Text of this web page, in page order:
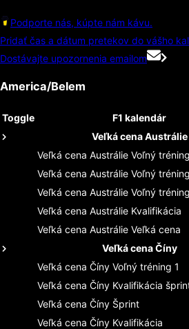
Podporte nás, kúpte nám kávu.
Pridať čas a dátum pretekov do vášho
Dostávajte upozornenia emailom
America/Belem
Toggle F1 kalendár
Veľká cena Austrálie
Veľká cena Austrálie Voľný
Veľká cena Austrálie Voľný
Veľká cena Austrálie Voľný
Veľká cena Austrálie Kvalifikácia
Veľká cena Austrálie Veľká cena
Veľká cena Číny
Veľká cena Číny Voľný tréning 1
Veľká cena Číny Kvalifikácia
Veľká cena Číny Šprint
Veľká cena Číny Kvalifikácia